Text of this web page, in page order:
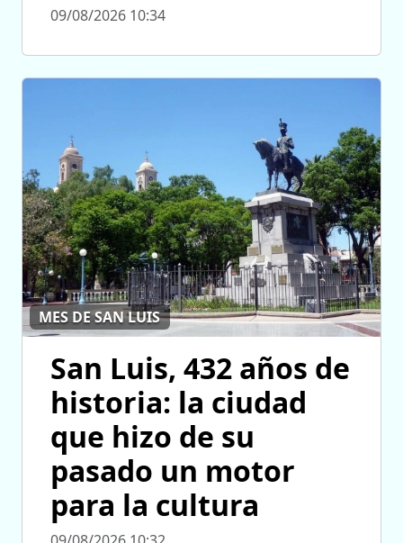
09/08/2026 10:34
MES DE SAN LUIS
San Luis, 432 años de
historia: la ciudad
que hizo de su
pasado un motor
para la cultura